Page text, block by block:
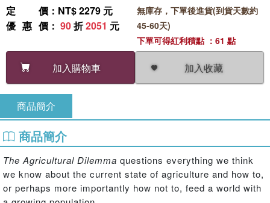
定價 ：NT$ 2279 元
優惠價 ： 90折2051 元
加入購物車 加入收藏
無庫存，下單後進貨(到貨天數約
45-60天)
下單可得紅利積點 ：61 點
商品簡介
商品簡介
The Agricultural Dilemma questions everything we think
we know about the current state of agriculture and how to,
or perhaps more importantly how not to, feed a world with